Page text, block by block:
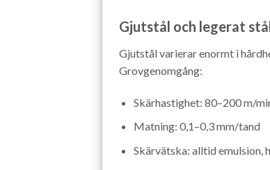
Gjutstål och legerat
Gjutstål varierar enormt i
Grovgenomgång:
Skärhastighet: 80–200 m/
Matning: 0,1–0,3 mm/tand
Skärvätska: alltid emulsion,